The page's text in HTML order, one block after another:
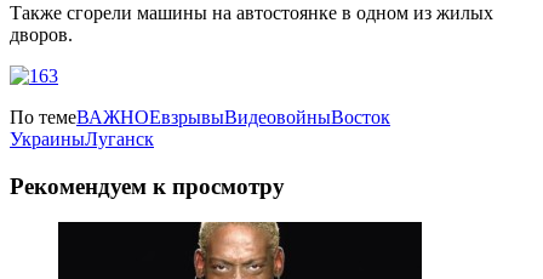
Также сгорели машины на автостоянке в одном из жилых
дворов.
По темеВАЖНОЕвзрывыВидеовойныВосток
УкраиныЛуганск
Рекомендуем к просмотру